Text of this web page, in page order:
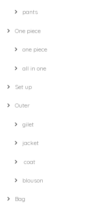
pants
One piece
one piece
all in one
Set up
Outer
gilet
jacket
coat
blouson
Bag